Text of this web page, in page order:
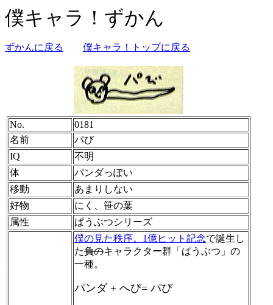
僕キャラ！ずかん
ずかんに戻る 僕キャラ！トップに戻る
No.
0181
名前
パび
IQ
不明
体
パンダっぽい
移動
あまりしない
好物
にく、笹の葉
属性
ぱうぶつシリーズ
僕の見た秩序。1億ヒット記念で誕生し
た負のキャラクター群「ぱうぶつ」の
一種。
パンダ + へび= パび